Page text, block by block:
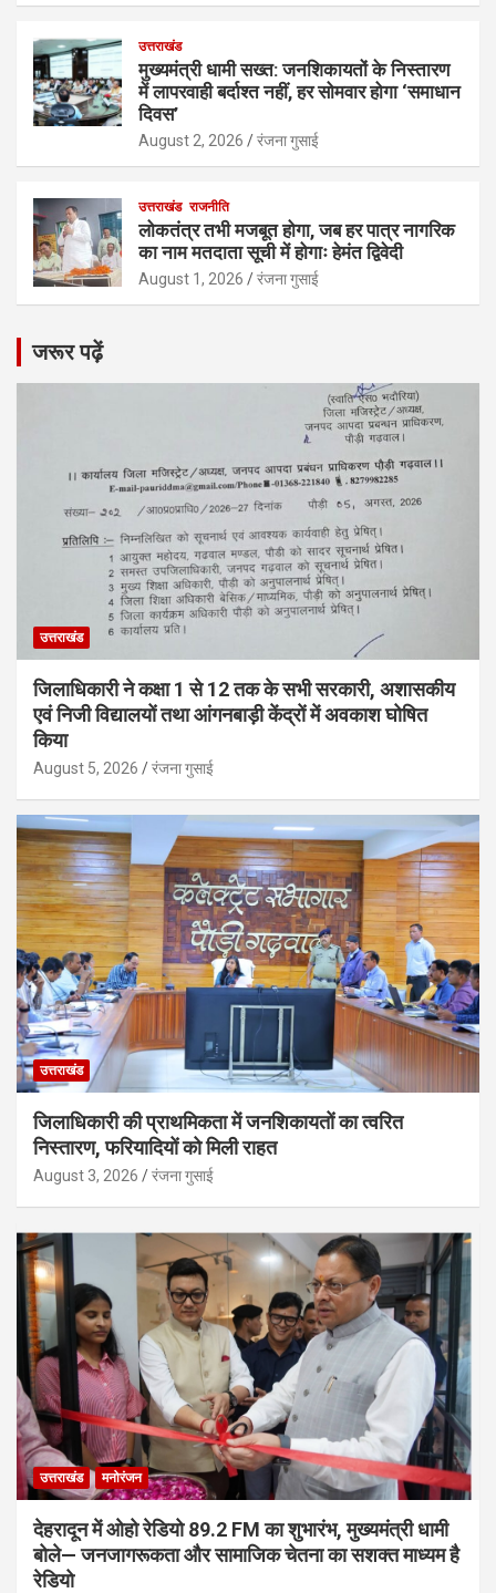
उत्तराखंड
मुख्यमंत्री धामी सख्त: जनशिकायतों के निस्तारण
में लापरवाही बर्दाश्त नहीं, हर सोमवार होगा ‘समाधान
दिवस’
August 2, 2026 रंजना गुसाई
उत्तराखंड राजनीति
लोकतंत्र तभी मजबूत होगा, जब हर पात्र नागरिक
का नाम मतदाता सूची में होगाः हेमंत द्विवेदी
August 1, 2026 रंजना गुसाई
जरूर पढ़ें
उत्तराखंड
जिलाधिकारी ने कक्षा 1 से 12 तक के सभी सरकारी, अशासकीय
एवं निजी विद्यालयों तथा आंगनबाड़ी केंद्रों में अवकाश घोषित
किया
August 5, 2026 रंजना गुसाई
उत्तराखंड
जिलाधिकारी की प्राथमिकता में जनशिकायतों का त्वरित
निस्तारण, फरियादियों को मिली राहत
August 3, 2026 रंजना गुसाई
उत्तराखंड मनोरंजन
देहरादून में ओहो रेडियो 89.2 FM का शुभारंभ, मुख्यमंत्री धामी
बोले— जनजागरूकता और सामाजिक चेतना का सशक्त माध्यम है
रेडियो